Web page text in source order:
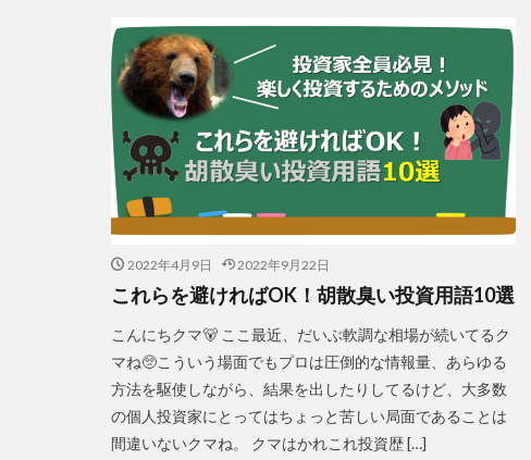
2022年4月9日 2022年9月22日
これらを避ければOK！胡散臭い投資用語10選
こんにちクマ🐻 ここ最近、だいぶ軟調な相場が続いてるク
マね🥺こういう場面でもプロは圧倒的な情報量、あらゆる
方法を駆使しながら、結果を出したりしてるけど、大多数
の個人投資家にとってはちょっと苦しい局面であることは
間違いないクマね。 クマはかれこれ投資歴 […]